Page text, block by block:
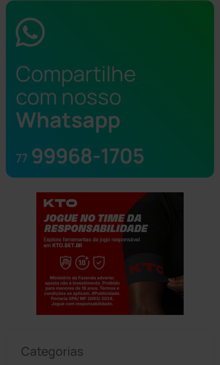
Compartilhe
com nosso
Whatsapp
77 99968-1705
Categorias